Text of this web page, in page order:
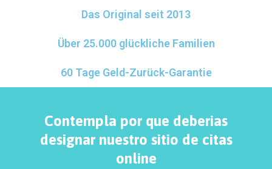
Das Original seit 2013
Über 25.000 glückliche Familien
60 Tage Geld-Zurück-Garantie
Contempla por que deberias
designar nuestro sitio de citas
online